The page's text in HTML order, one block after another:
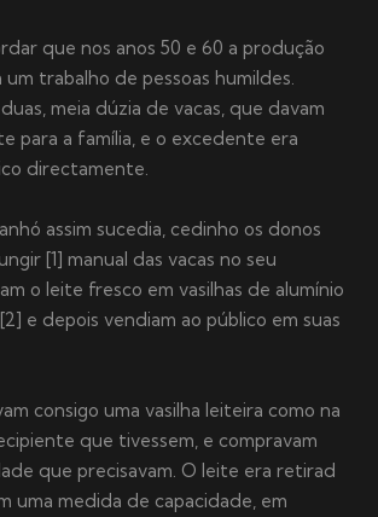
que nos anos 50 e 60 a produção
trabalho de pessoas humildes.
meia dúzia de vacas, que davam
para a família, e o excedente era
directamente.
assim sucedia, cedinho os donos
[1] manual das vacas no seu
o leite fresco em vasilhas de alumínio
e depois vendiam ao público em suas
consigo uma vasilha leiteira como na
que tivessem, e compravam
que precisavam. O leite era retirad
uma medida de capacidade, em